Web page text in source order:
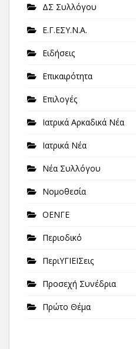
ΔΣ Συλλόγου
Ε.Γ.ΕΣΥ.Ν.Α.
Ειδήσεις
Επικαιρότητα
Επιλογές
Ιατρικά Αρκαδικά Νέα
Ιατρικά Νέα
Νέα Συλλόγου
Νομοθεσία
ΟΕΝΓΕ
Περιοδικό
ΠεριΥΓΙΕΙΣεις
Προσεχή Συνέδρια
Πρώτο Θέμα